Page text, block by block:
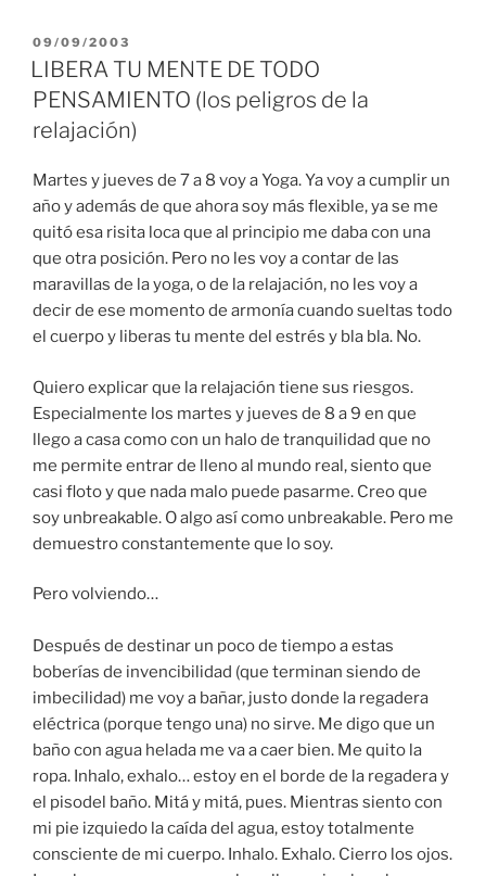
PUBLICADO
EN
09/09/2003
LIBERA TU MENTE DE TODO
PENSAMIENTO (los peligros de la
relajación)
Martes y jueves de 7 a 8 voy a Yoga. Ya voy a cumplir un
año y además de que ahora soy más flexible, ya se me
quitó esa risita loca que al principio me daba con una
que otra posición. Pero no les voy a contar de las
maravillas de la yoga, o de la relajación, no les voy a
decir de ese momento de armonía cuando sueltas todo
el cuerpo y liberas tu mente del estrés y bla bla. No.
Quiero explicar que la relajación tiene sus riesgos.
Especialmente los martes y jueves de 8 a 9 en que
llego a casa como con un halo de tranquilidad que no
me permite entrar de lleno al mundo real, siento que
casi floto y que nada malo puede pasarme. Creo que
soy unbreakable. O algo así como unbreakable. Pero me
demuestro constantemente que lo soy.
Pero volviendo…
Después de destinar un poco de tiempo a estas
boberías de invencibilidad (que terminan siendo de
imbecilidad) me voy a bañar, justo donde la regadera
eléctrica (porque tengo una) no sirve. Me digo que un
baño con agua helada me va a caer bien. Me quito la
ropa. Inhalo, exhalo… estoy en el borde de la regadera y
el pisodel baño. Mitá y mitá, pues. Mientras siento con
mi pie izquiedo la caída del agua, estoy totalmente
consciente de mi cuerpo. Inhalo. Exhalo. Cierro los ojos.